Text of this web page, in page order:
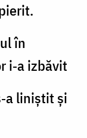
în
i‑a izbăvit
liniștit și